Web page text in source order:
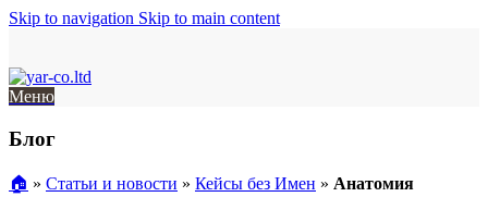
Skip to navigation Skip to main content
Меню
Блог
🏠︎ » Статьи и новости » Кейсы без Имен » Анатомия